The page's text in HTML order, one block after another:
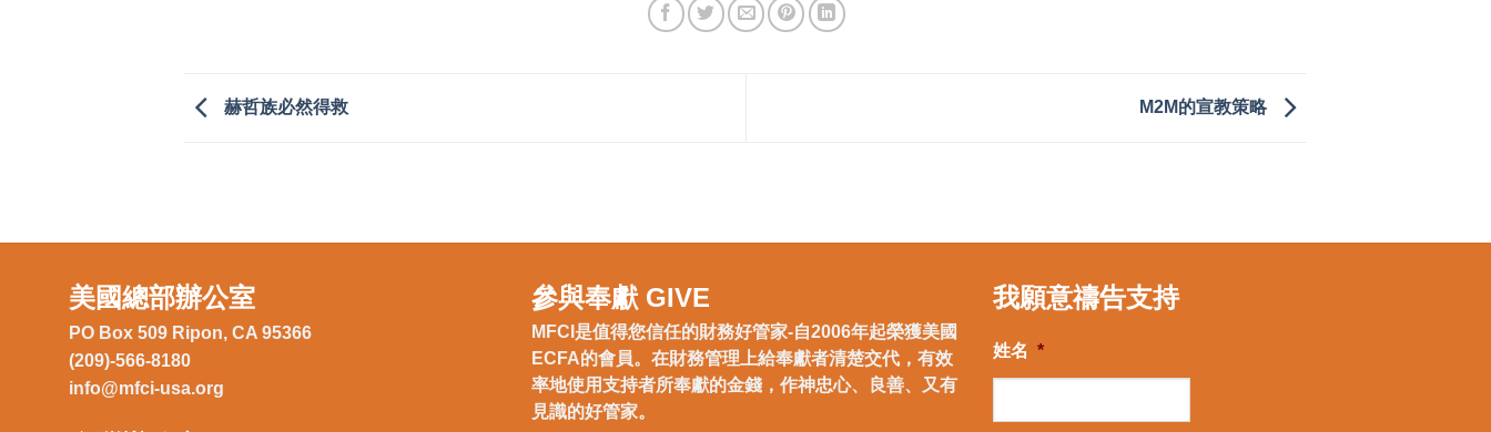
赫哲族必然得救 M2M的宣教策略
美國總部辦公室
PO Box 509 Ripon, CA 95366
(209)-566-8180
info@mfci-usa.org
參與奉獻 GIVE
MFCI是值得您信任的財務好管家-自2006年起榮獲美國
ECFA的會員。在財務管理上給奉獻者清楚交代，有效
率地使用支持者所奉獻的金錢，作神忠心、良善、又有
見識的好管家。
我願意禱告支持
姓名 *